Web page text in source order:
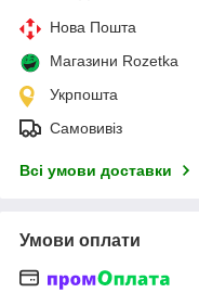
Нова Пошта
Магазини Rozetka
Укрпошта
Самовивіз
Всі умови доставки
Умови оплати